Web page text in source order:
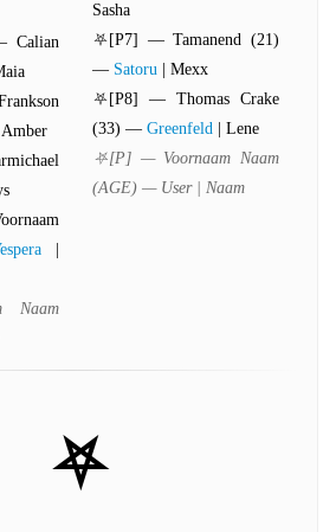
Calian
Amber
Naam
Sasha
⛧[P7] — Tamanend (21)
— Satoru | Mexx
⛧[P8] — Thomas Crake
(33) — Greenfeld | Lene
⛧[P] — Voornaam Naam
(AGE) — User | Naam
⛧